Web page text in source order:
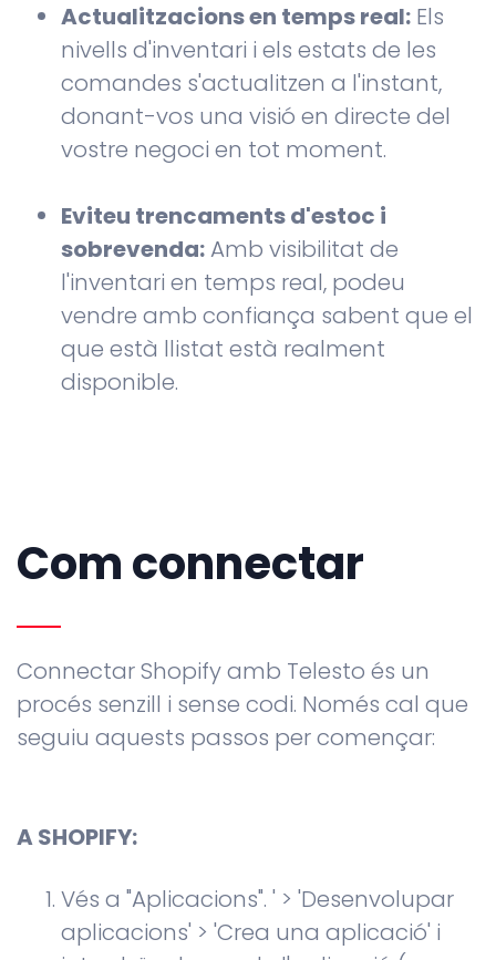
Actualitzacions en temps real: Els
nivells d'inventari i els estats de les
comandes s'actualitzen a l'instant,
donant-vos una visió en directe del
vostre negoci en tot moment.
Eviteu trencaments d'estoc i
sobrevenda:Amb visibilitat de
l'inventari en temps real, podeu
vendre amb confiança sabent que el
que està llistat està realment
disponible.
Com connectar
Connectar Shopify amb Telesto és un
procés senzill i sense codi. Només cal que
seguiu aquests passos per començar:
A SHOPIFY:
Vés a "Aplicacions". ' > 'Desenvolupar
aplicacions' > 'Crea una aplicació' i